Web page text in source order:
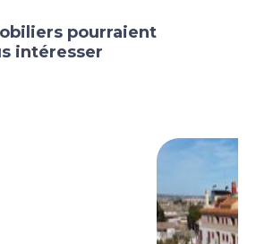
pourraient
intéresser